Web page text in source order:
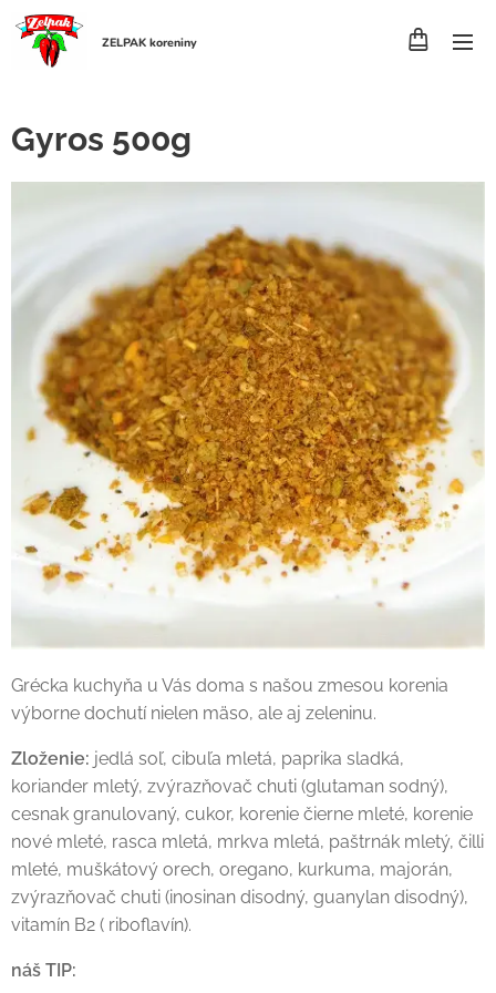
ZELPAK koreniny
Gyros 500g
Grécka kuchyňa u Vás doma s našou zmesou korenia
výborne dochutí nielen mäso, ale aj zeleninu.
Zloženie: jedlá soľ, cibuľa mletá, paprika sladká,
koriander mletý, zvýrazňovač chuti (glutaman sodný),
cesnak granulovaný, cukor, korenie čierne mleté, korenie
nové mleté, rasca mletá, mrkva mletá, paštrnák mletý, čilli
mleté, muškátový orech, oregano, kurkuma, majorán,
zvýrazňovač chuti (inosinan disodný, guanylan disodný),
vitamín B2 ( riboflavín).
náš TIP: